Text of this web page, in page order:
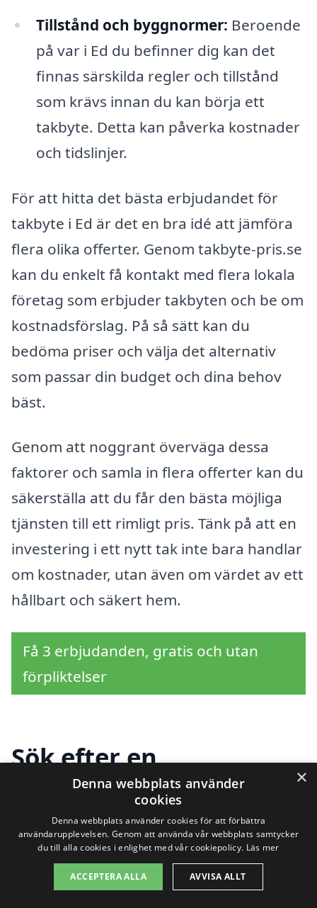
Tillstånd och byggnormer: Beroende
på var i Ed du befinner dig kan det
finnas särskilda regler och tillstånd
som krävs innan du kan börja ett
takbyte. Detta kan påverka kostnader
och tidslinjer.
För att hitta det bästa erbjudandet för
takbyte i Ed är det en bra idé att jämföra
flera olika offerter. Genom takbyte-pris.se
kan du enkelt få kontakt med flera lokala
företag som erbjuder takbyten och be om
kostnadsförslag. På så sätt kan du
bedöma priser och välja det alternativ
som passar din budget och dina behov
bäst.
Genom att noggrant överväga dessa
faktorer och samla in flera offerter kan du
säkerställa att du får den bästa möjliga
tjänsten till ett rimligt pris. Tänk på att en
investering i ett nytt tak inte bara handlar
om kostnader, utan även om värdet av ett
hållbart och säkert hem.
Få 3 erbjudanden, gratis och utan
förpliktelser
Sök efter en
professionell för
takbyte i andra städer
nära Ed
×
Denna webbplats använder
cookies
Denna webbplats använder cookies för att förbättra
användarupplevelsen. Genom att använda vår webbplats samtycker
du till alla cookies i enlighet med vår cookiepolicy. Läs mer
ACCEPTERA ALLA AVVISA ALLT